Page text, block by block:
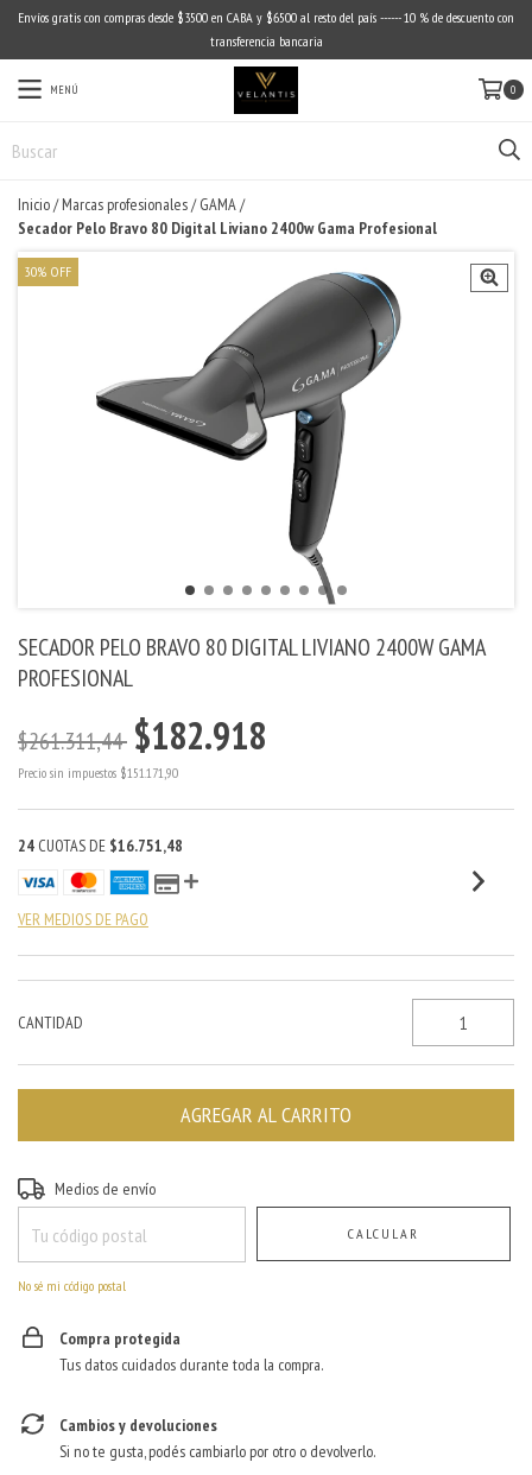
Envíos gratis con compras desde $3500 en CABA y $6500 al resto del país ------ 10 % de descuento con
transferencia bancaria
MENÚ 0
Inicio/ Marcas profesionales/ GAMA/
Secador Pelo Bravo 80 Digital Liviano 2400w Gama Profesional
30% OFF
SECADOR PELO BRAVO 80 DIGITAL LIVIANO 2400W GAMA
PROFESIONAL
$261.311,44 $182.918
Precio sin impuestos $151.171,90
24 CUOTAS DE $16.751,48
VER MEDIOS DE PAGO
CANTIDAD
Entregas para el CP:
Medios de envío
CALCULAR
No sé mi código postal
Compra protegida
Tus datos cuidados durante toda la compra.
Cambios y devoluciones
Si no te gusta, podés cambiarlo por otro o devolverlo.